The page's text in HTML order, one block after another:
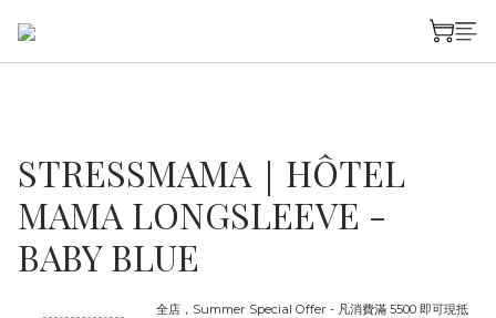
STRESSMAMA｜HÔTEL
MAMA LONGSLEEVE -
BABY BLUE
全店，Summer Special Offer - 凡消費滿 5500 即可現抵